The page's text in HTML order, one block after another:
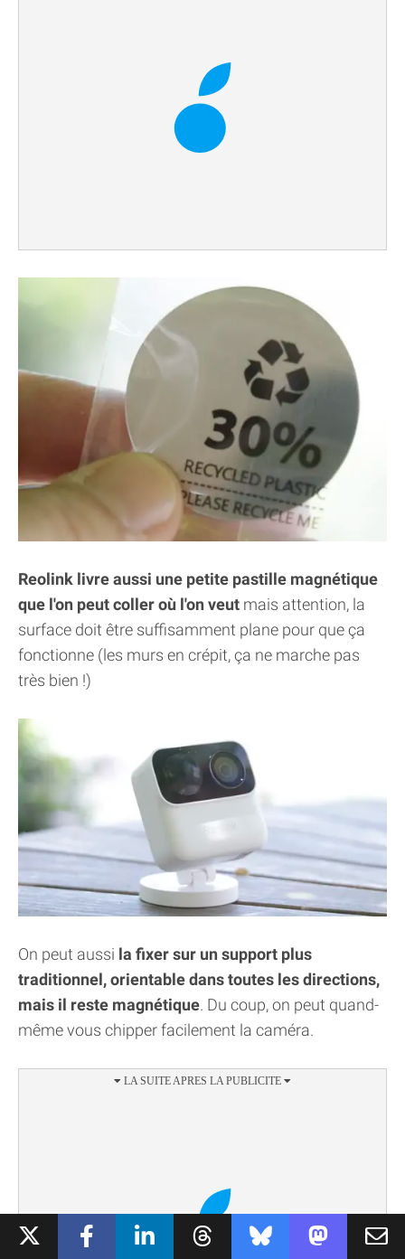
Reolink livre aussi une petite pastille magnétique
que l'on peut coller où l'on veut mais attention, la
surface doit être suffisamment plane pour que ça
fonctionne (les murs en crépit, ça ne marche pas
très bien !)
On peut aussi la fixer sur un support plus
traditionnel, orientable dans toutes les directions,
mais il reste magnétique. Du coup, on peut quand-
même vous chipper facilement la caméra.